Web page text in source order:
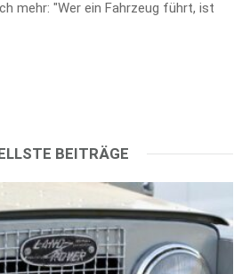
mehr: "Wer ein Fahrzeug führt, ist
BEITRÄGE